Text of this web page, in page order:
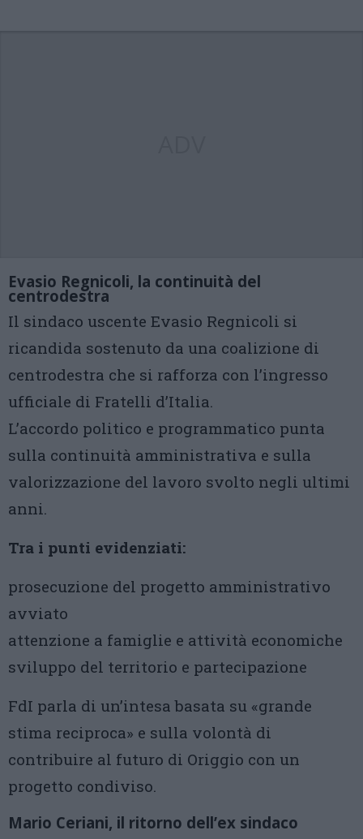
Evasio Regnicoli, la continuità del
centrodestra
Il sindaco uscente Evasio Regnicoli si
ricandida sostenuto da una coalizione di
centrodestra che si rafforza con l’ingresso
ufficiale di Fratelli d’Italia.
L’accordo politico e programmatico punta
sulla continuità amministrativa e sulla
valorizzazione del lavoro svolto negli ultimi
anni.
Tra i punti evidenziati:
prosecuzione del progetto amministrativo
avviato
attenzione a famiglie e attività economiche
sviluppo del territorio e partecipazione
FdI parla di un’intesa basata su «grande
stima reciproca» e sulla volontà di
contribuire al futuro di Origgio con un
progetto condiviso.
Mario Ceriani, il ritorno dell’ex sindaco